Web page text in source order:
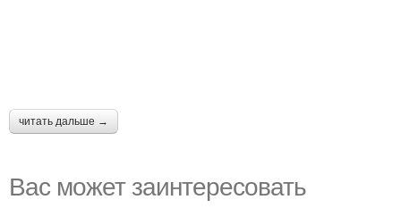
читать дальше →
Вас может заинтересовать